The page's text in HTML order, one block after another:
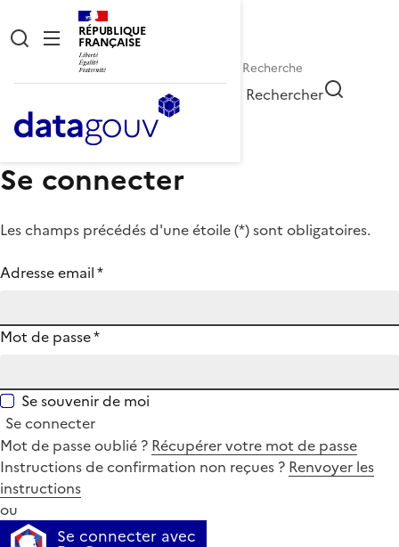
RÉPUBLIQUE
FRANÇAISE
Rechercher
Se connecter
Les champs précédés d'une étoile (*) sont obligatoires.
Adresse email*
Mot de passe*
Se souvenir de moi
Se connecter
Mot de passe oublié ? Récupérer votre mot de passe
Instructions de confirmation non reçues ? Renvoyer les
instructions
ou
Se connecter avec